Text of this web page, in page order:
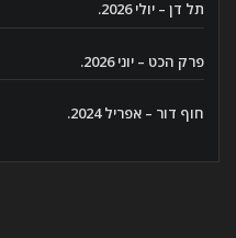
תל דן – יולי 2026.
פרק הכט – יוני 2026.
חוף דור – אפריל 2024.